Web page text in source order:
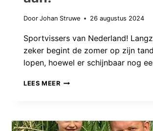
Door Johan Struwe 26 augustus 2024
Sportvissers van Nederland!
zeker begint de zomer op zijn
lopen, hoewel er schijnbaar nog
LEES MEERVANGSTEN
WEEK: